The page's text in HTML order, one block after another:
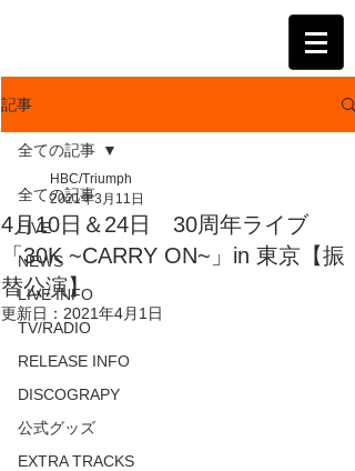
記事
全ての記事
LIVE
NEWS
LIVE INFO
TV/RADIO
RELEASE INFO
DISCOGRAPY
公式グッズ
EXTRA TRACKS
全ての記事
4月10日＆24日 30周年ライブ
「30K ~CARRY ON~」in 東京【振
替公演】
HBC/Triumph
2021年3月11日
更新日： 2021年4月1日